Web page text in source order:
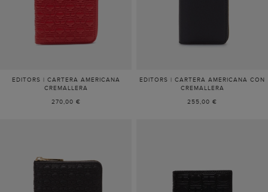
EDITORS | CARTERA AMERICANA
CREMALLERA
270,00 €
EDITORS | CARTERA AMERICANA CON
CREMALLERA
255,00 €